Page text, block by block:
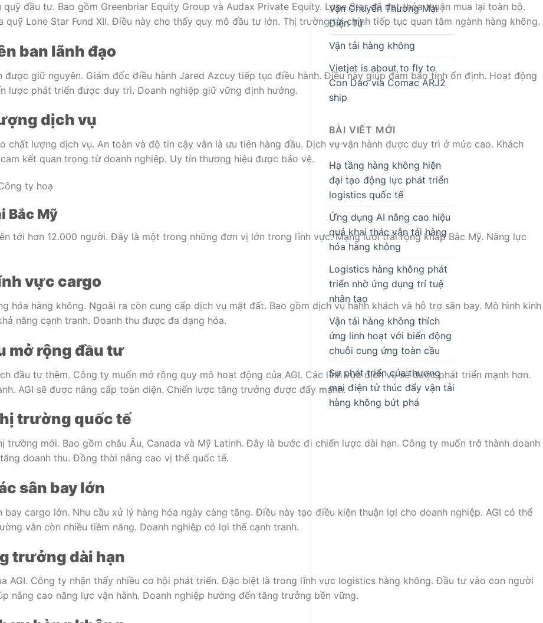
đầu tư. Bao gồm Greenbriar Equity Group và Audax Private Equity. Lone Star đã đạt thỏa thuận mua lại toàn bộ.
Lone Star Fund XII. Điều này cho thấy quy mô đầu tư lớn. Thị trường tài chính tiếp tục quan tâm ngành hàng không.
ban lãnh đạo
được giữ nguyên. Giám đốc điều hành Jared Azcuy tiếp tục điều hành. Điều này giúp đảm bảo tính ổn định. Hoạt động
lược phát triển được duy trì. Doanh nghiệp giữ vững định hướng.
dịch vụ
chất lượng dịch vụ. An toàn và độ tin cậy vẫn là ưu tiên hàng đầu. Dịch vụ vận hành được duy trì ở mức cao. Khách
kết quan trọng từ doanh nghiệp. Uy tín thương hiệu được bảo vệ.
ty hoạ
Bắc Mỹ
tới hơn 12.000 người. Đây là một trong những đơn vị lớn trong lĩnh vực. Mạng lưới trải rộng khắp Bắc Mỹ. Năng lực
vực cargo
hóa hàng không. Ngoài ra còn cung cấp dịch vụ mặt đất. Bao gồm dịch vụ hành khách và hỗ trợ sân bay. Mô hình kinh
năng cạnh tranh. Doanh thu được đa dạng hóa.
mở rộng đầu tư
đầu tư thêm. Công ty muốn mở rộng quy mô hoạt động của AGI. Các lĩnh vực dịch vụ sẽ được phát triển mạnh hơn.
AGI sẽ được nâng cấp toàn diện. Chiến lược tăng trưởng được đẩy mạnh.
trường quốc tế
trường mới. Bao gồm châu Âu, Canada và Mỹ Latinh. Đây là bước đi chiến lược dài hạn. Công ty muốn trở thành doanh
doanh thu. Đồng thời nâng cao vị thế quốc tế.
sân bay lớn
bay cargo lớn. Nhu cầu xử lý hàng hóa ngày càng tăng. Điều này tạo điều kiện thuận lợi cho doanh nghiệp. AGI có thể
vẫn còn nhiều tiềm năng. Doanh nghiệp có lợi thế cạnh tranh.
trưởng dài hạn
AGI. Công ty nhận thấy nhiều cơ hội phát triển. Đặc biệt là trong lĩnh vực logistics hàng không. Đầu tư vào con người
nâng cao năng lực vận hành. Doanh nghiệp hướng đến tăng trưởng bền vững.
Vận Chuyển Thương Mại
Điện Tử
Vận tải hàng không
Vietjet is about to fly to
Con Dao via Comac ARJ2
ship
BÀI VIẾT MỚI
Hạ tầng hàng không hiện
đại tạo động lực phát triển
logistics quốc tế
Ứng dụng AI nâng cao hiệu
quả khai thác vận tải hàng
hóa hàng không
Logistics hàng không phát
triển nhờ ứng dụng trí tuệ
nhân tạo
Vận tải hàng không thích
ứng linh hoạt với biến động
chuỗi cung ứng toàn cầu
Sự phát triển của thương
mại điện tử thúc đẩy vận tải
hàng không bứt phá